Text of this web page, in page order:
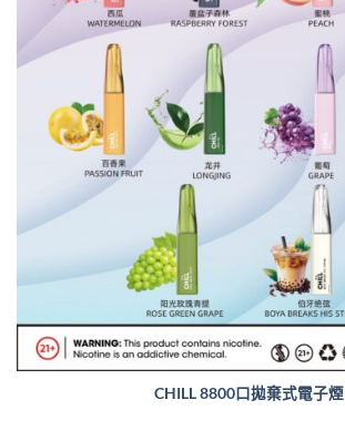
CHILL 8800口拋棄式電子煙